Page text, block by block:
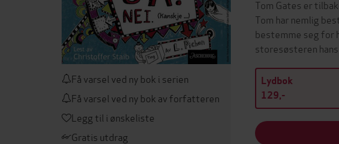
Få varsel ved ny bok i serien
Få varsel ved ny bok av forfatteren
Legg til i ønskeliste
Gratis utdrag
Tom Gates er
Tom har nemlig
bestemme seg for
storesøsteren
Lydbok
129,-